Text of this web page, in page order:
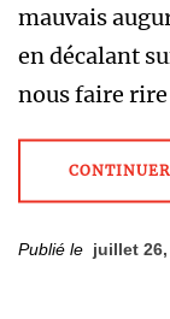
mauvais
en décalant
nous faire
Publié le juillet 26,